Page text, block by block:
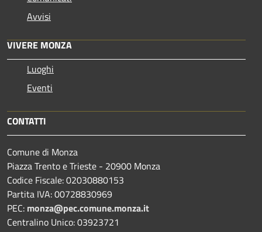
Avvisi
VIVERE MONZA
Luoghi
Eventi
CONTATTI
Comune di Monza
Piazza Trento e Trieste - 20900 Monza
Codice Fiscale: 02030880153
Partita IVA: 00728830969
PEC: monza@pec.comune.monza.it
Centralino Unico: 03923721